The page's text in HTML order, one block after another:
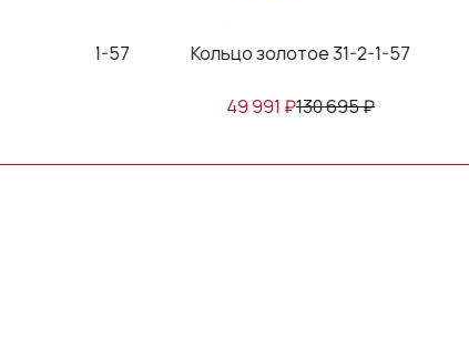
31-2-2941-57 Кольцо золотое 31-2-1-57
49 991 ₽130 695₽